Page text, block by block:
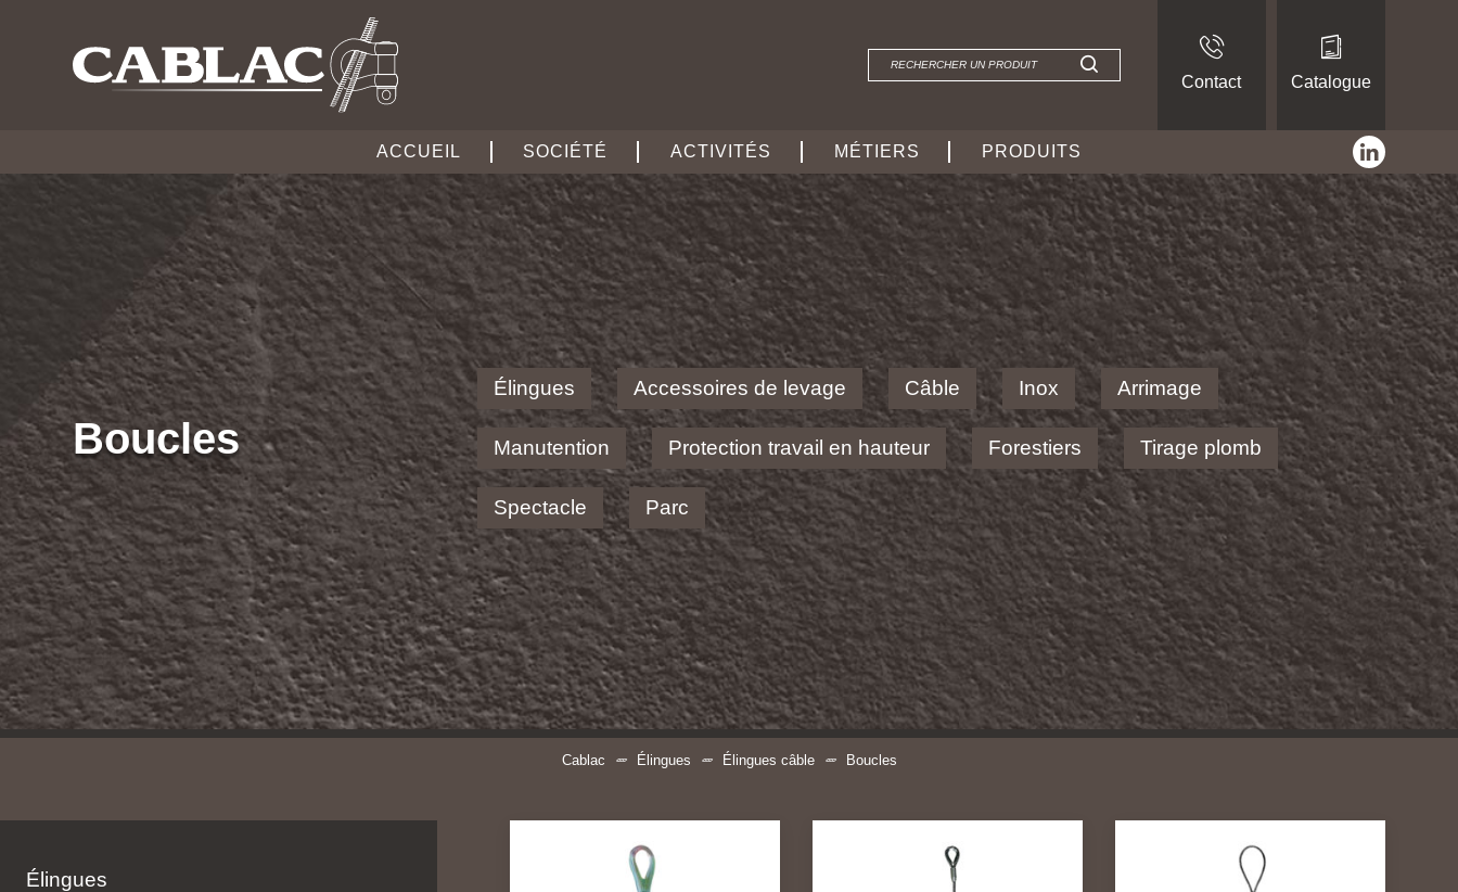
Contact Catalogue
ACCUEIL SOCIÉTÉ ACTIVITÉS MÉTIERS PRODUITS linkedin
Boucles
Élingues Accessoires de levage Câble Inox Arrimage
Manutention Protection travail en hauteur Forestiers Tirage plomb
Spectacle Parc
Cablac Élingues Élingues câble Boucles
Élingues